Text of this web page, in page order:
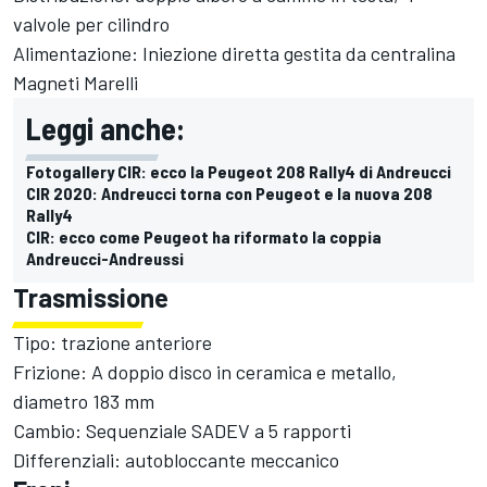
valvole per cilindro
Alimentazione: Iniezione diretta gestita da centralina
Magneti Marelli
Leggi anche:
Fotogallery CIR: ecco la Peugeot 208 Rally4 di Andreucci
CIR 2020: Andreucci torna con Peugeot e la nuova 208
Rally4
CIR: ecco come Peugeot ha riformato la coppia
Andreucci-Andreussi
Trasmissione
Tipo: trazione anteriore
Frizione: A doppio disco in ceramica e metallo,
diametro 183 mm
Cambio: Sequenziale SADEV a 5 rapporti
Differenziali: autobloccante meccanico